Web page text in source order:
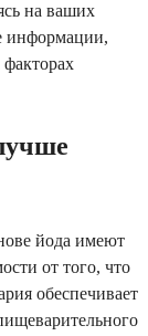
на ваших
информации,
йода имеют
от того, что
обеспечивает